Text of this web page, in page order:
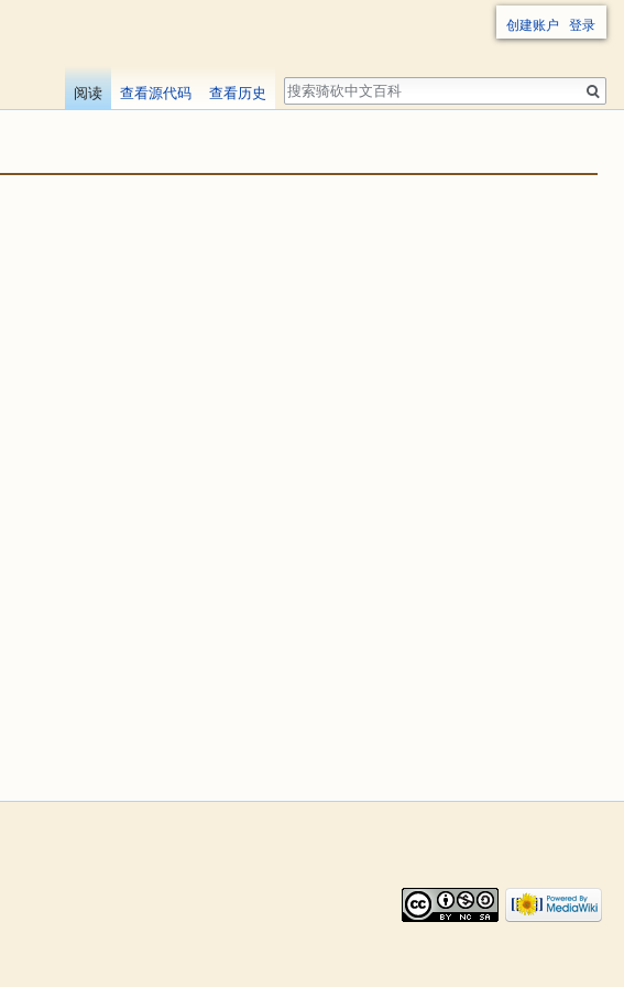
创建账户 登录
阅读 查看源代码 查看历史
搜
索